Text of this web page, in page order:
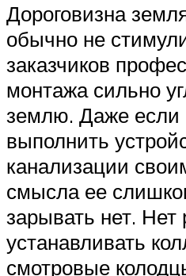
Дороговизна
обычно не
заказчиков
монтажа сильно
землю. Даже если
выполнить
канализации
смысла ее
зарывать нет. Нет
устанавливать
смотровые